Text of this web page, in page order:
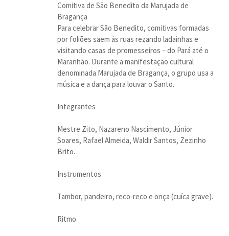
Comitiva de São Benedito da Marujada de
Bragança
Para celebrar São Benedito, comitivas formadas
por foliões saem às ruas rezando ladainhas e
visitando casas de promesseiros – do Pará até o
Maranhão. Durante a manifestação cultural
denominada Marujada de Bragança, o grupo usa a
música e a dança para louvar o Santo.
Integrantes
Mestre Zito, Nazareno Nascimento, Júnior
Soares, Rafael Almeida, Waldir Santos, Zezinho
Brito.
Instrumentos
Tambor, pandeiro, reco-reco e onça (cuíca grave).
Ritmo